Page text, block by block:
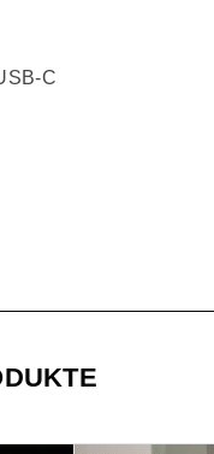
C